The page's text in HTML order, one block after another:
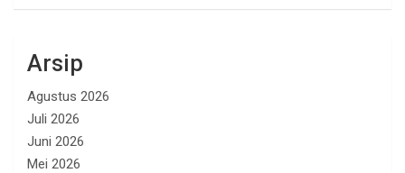
Arsip
Agustus 2026
Juli 2026
Juni 2026
Mei 2026